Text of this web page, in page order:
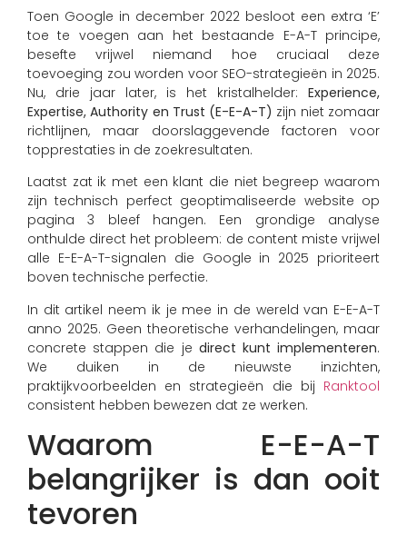
Toen Google in december 2022 besloot een extra ‘E’
toe te voegen aan het bestaande E-A-T principe,
besefte vrijwel niemand hoe cruciaal deze
toevoeging zou worden voor SEO-strategieën in 2025.
Nu, drie jaar later, is het kristalhelder: Experience,
Expertise, Authority en Trust (E-E-A-T) zijn niet zomaar
richtlijnen, maar doorslaggevende factoren voor
topprestaties in de zoekresultaten.
Laatst zat ik met een klant die niet begreep waarom
zijn technisch perfect geoptimaliseerde website op
pagina 3 bleef hangen. Een grondige analyse
onthulde direct het probleem: de content miste vrijwel
alle E-E-A-T-signalen die Google in 2025 prioriteert
boven technische perfectie.
In dit artikel neem ik je mee in de wereld van E-E-A-T
anno 2025. Geen theoretische verhandelingen, maar
concrete stappen die je direct kunt implementeren.
We duiken in de nieuwste inzichten,
praktijkvoorbeelden en strategieën die bij Ranktool
consistent hebben bewezen dat ze werken.
Waarom E-E-A-T
belangrijker is dan ooit
tevoren